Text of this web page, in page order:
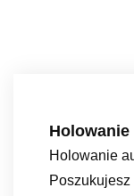
Holowanie
Holowanie